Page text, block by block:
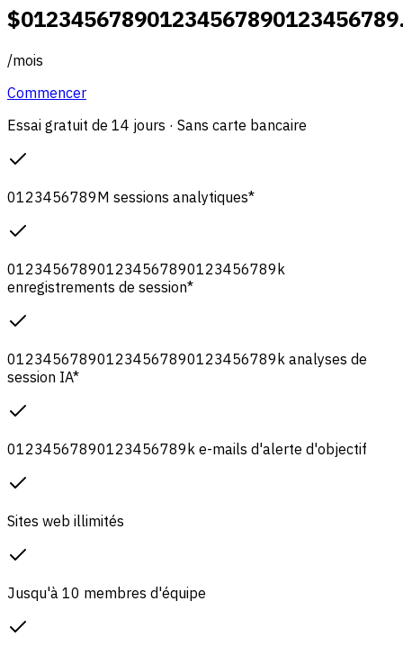
$012345678901234567890123456789
/mois
Commencer
Essai gratuit de 14 jours · Sans carte bancaire
0123456789M sessions analytiques*
012345678901234567890123456789 k
enregistrements de session*
012345678901234567890123456789 k analyses de
session IA*
01234567890123456789 k e-mails d'alerte d'objectif
Sites web illimités
Jusqu'à 10 membres d'équipe